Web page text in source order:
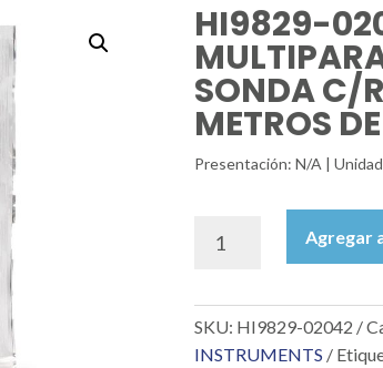
HI9829-
SONDA C/
METROS
Presentación: N/A |
02042
MEDIDOR
PH/ORP,
Agregar
SKU: HI9829-02042
INSTRUMENTS